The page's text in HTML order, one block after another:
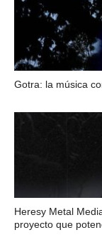
Gotra: la música
Heresy Metal
proyecto que